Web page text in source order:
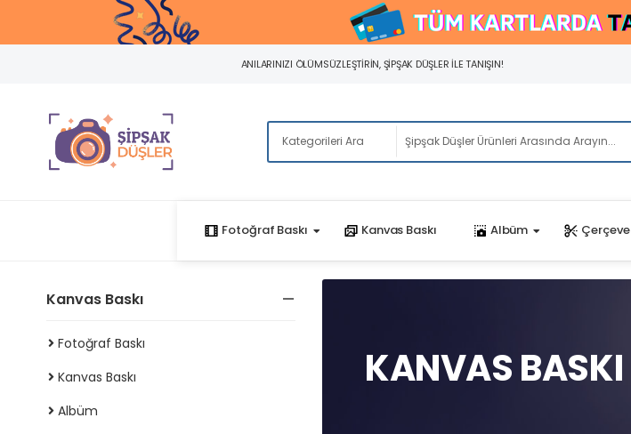
ANILARINIZI ÖLÜMSÜZLEŞTIRIN, ŞIPŞAK DÜŞLER ILE TANIŞIN!
Fotoğraf Baskı Kanvas Baskı Albüm Çerçeve
Kanvas Baskı
Fotoğraf Baskı
Kanvas Baskı
Albüm
KANVAS BASKI